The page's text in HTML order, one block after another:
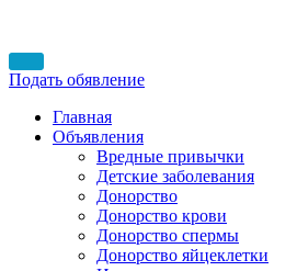
Подать обявление
Главная
Объявления
Вредные привычки
Детские заболевания
Донорство
Донорство крови
Донорство спермы
Донорство яйцеклетки